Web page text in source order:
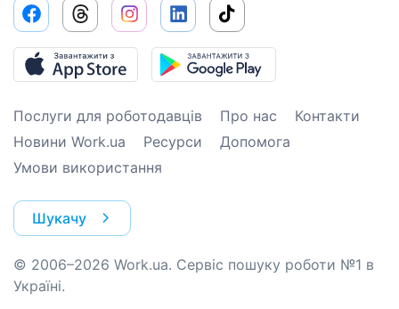
Послуги для роботодавців Про нас
Контакти
Новини Work.ua
Ресурси
Допомога
Умови використання
Шукачу
© 2006–2026 Work.ua. Сервіс пошуку роботи №1 в
Україні.